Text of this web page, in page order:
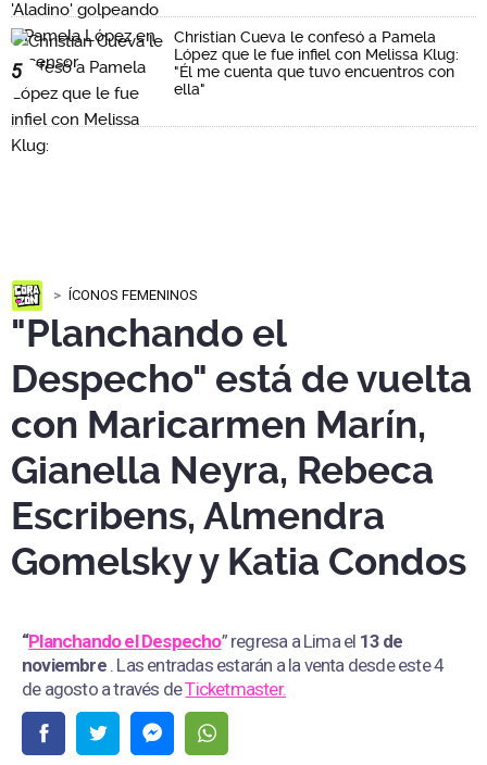
5
Christian Cueva le confesó a Pamela
López que le fue infiel con Melissa Klug:
"Él me cuenta que tuvo encuentros con
ella"
ÍCONOS FEMENINOS
"Planchando el
Despecho" está de vuelta
con Maricarmen Marín,
Gianella Neyra, Rebeca
Escribens, Almendra
Gomelsky y Katia Condos
“Planchando el Despecho” regresa a Lima el 13 de
noviembre . Las entradas estarán a la venta desde este 4
de agosto a través deTicketmaster.